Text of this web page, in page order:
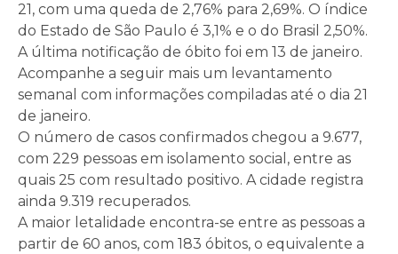
21, com uma queda de 2,76% para 2,69%. O índice
do Estado de São Paulo é 3,1% e o do Brasil 2,50%.
A última notificação de óbito foi em 13 de janeiro.
Acompanhe a seguir mais um levantamento
semanal com informações compiladas até o dia 21
de janeiro.
O número de casos confirmados chegou a 9.677,
com 229 pessoas em isolamento social, entre as
quais 25 com resultado positivo. A cidade registra
ainda 9.319 recuperados.
A maior letalidade encontra-se entre as pessoas a
partir de 60 anos, com 183 óbitos, o equivalente a